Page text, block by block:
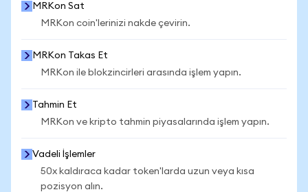
MRKon Sat
MRKon coin'lerinizi nakde çevirin.
MRKon Takas Et
MRKon ile blokzincirleri arasında işlem yapın.
Tahmin Et
MRKon ve kripto tahmin piyasalarında işlem yapın.
Vadeli İşlemler
50x kaldıraca kadar token'larda uzun veya kısa
pozisyon alın.